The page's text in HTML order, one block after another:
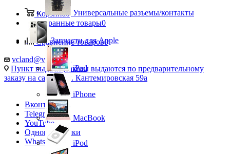
Корзина0
Избранные товары0
Сравнение товаров0
vcland@vcland.ru
Пункт выдачи (заказы выдаются по предварительному
заказу на сайте), ул. Кантемировская 59а
Вконтакте
Telegram
YouTube
Одноклассники
WhatsApp
Универсальные разъемы/контакты
Запчасти для Apple
iPad
iPhone
MacBook
iPod